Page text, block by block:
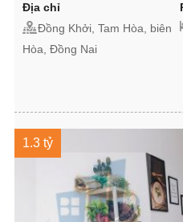
Địa chỉ
Đồng Khởi, Tam Hòa, biên
Hòa, Đồng Nai
1.3 tỷ